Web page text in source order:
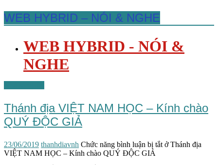
WEB HYBRID – NÓI & NGHE
WEB HYBRID - NÓI &
NGHE
Thánh địa VIỆT NAM HỌC – Kính chào
QUÝ ĐỘC GIẢ
23/06/2019 thanhdiavnh Chức năng bình luận bị tắt ở Thánh địa
VIỆT NAM HỌC – Kính chào QUÝ ĐỘC GIẢ